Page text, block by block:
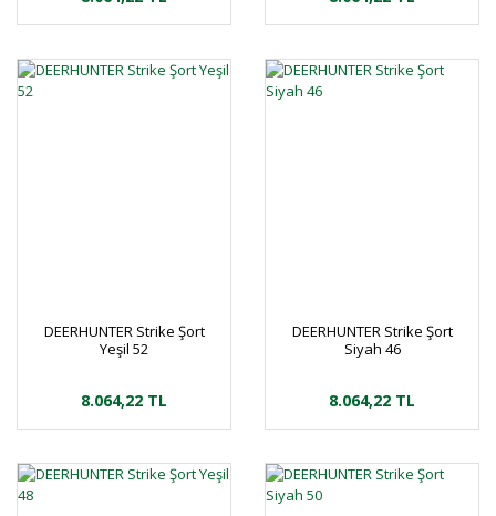
DEERHUNTER Strike Şort
Yeşil 52
8.064,22 TL
DEERHUNTER Strike Şort
Siyah 46
8.064,22 TL